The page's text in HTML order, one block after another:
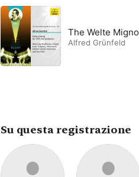
The Welte
Alfred Grünfeld
Su questa registrazione